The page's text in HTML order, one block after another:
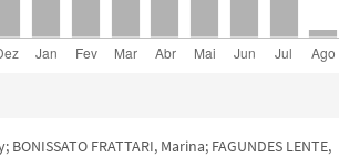
BONISSATO FRATTARI, Marina; FAGUNDES LENTE,